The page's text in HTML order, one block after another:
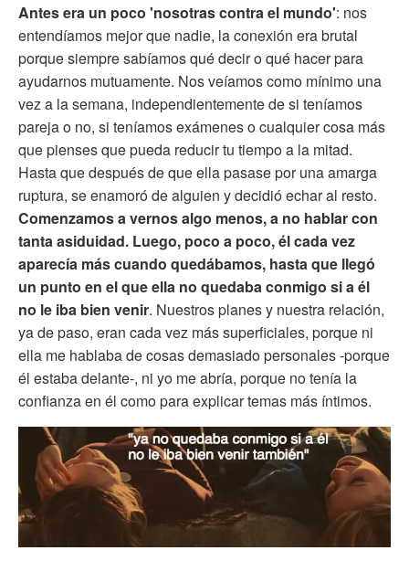
Antes era un poco 'nosotras contra el mundo': nos
entendíamos mejor que nadie, la conexión era brutal
porque siempre sabíamos qué decir o qué hacer para
ayudarnos mutuamente. Nos veíamos como mínimo una
vez a la semana, independientemente de si teníamos
pareja o no, si teníamos exámenes o cualquier cosa más
que pienses que pueda reducir tu tiempo a la mitad.
Hasta que después de que ella pasase por una amarga
ruptura, se enamoró de alguien y decidió echar al resto.
Comenzamos a vernos algo menos, a no hablar con
tanta asiduidad. Luego, poco a poco, él cada vez
aparecía más cuando quedábamos, hasta que llegó
un punto en el que ella no quedaba conmigo si a él
no le iba bien venir. Nuestros planes y nuestra relación,
ya de paso, eran cada vez más superficiales, porque ni
ella me hablaba de cosas demasiado personales -porque
él estaba delante-, ni yo me abría, porque no tenía la
confianza en él como para explicar temas más íntimos.